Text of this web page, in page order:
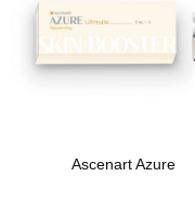
Ascenart Azure